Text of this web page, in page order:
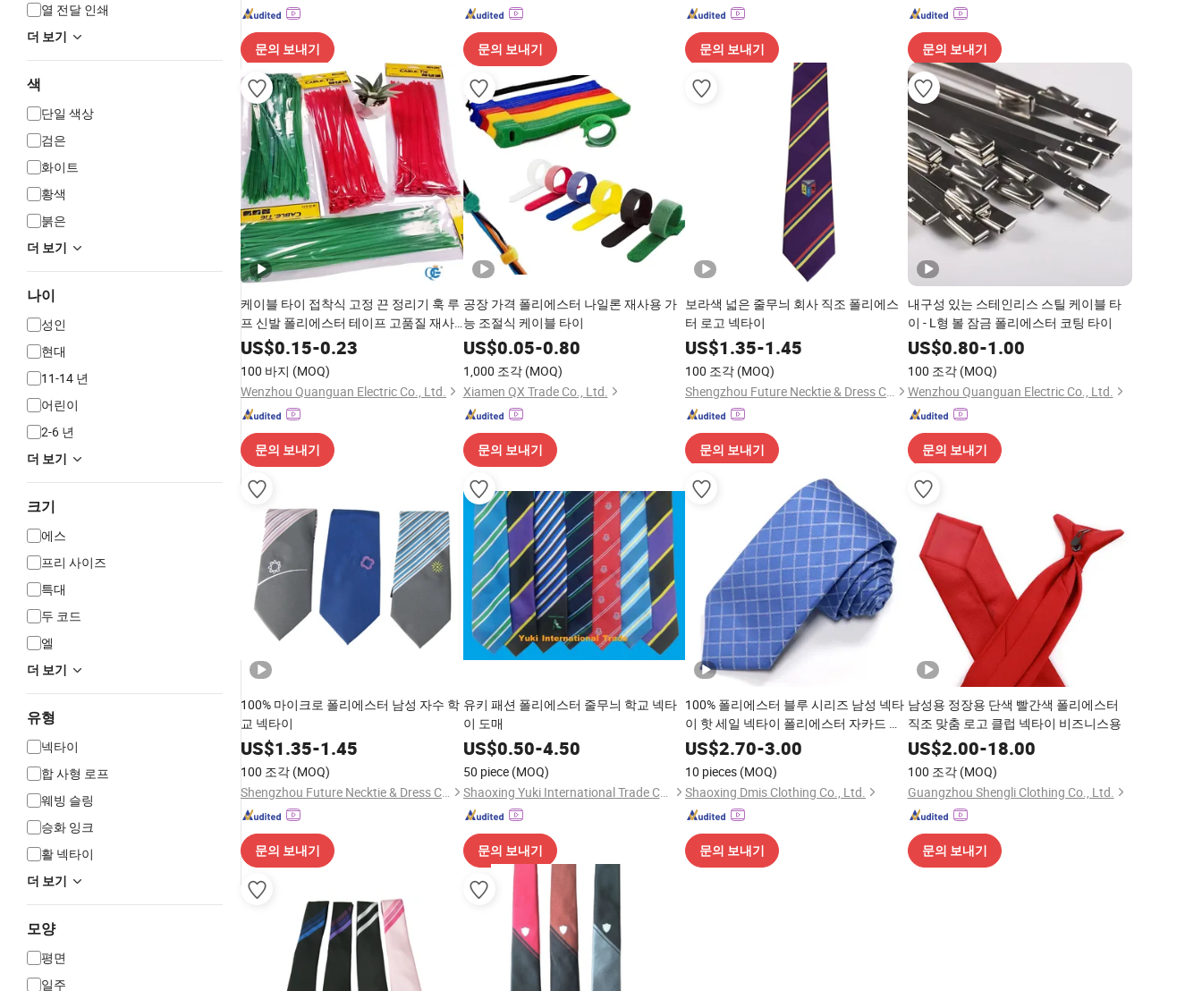
열 전달 인쇄
더 보기
색
단일 색상
검은
화이트
황색
붉은
더 보기
나이
성인
현대
11-14 년
어린이
2-6 년
더 보기
크기
에스
프리 사이즈
특대
두 코드
엘
더 보기
유형
넥타이
합 사형 로프
웨빙 슬링
승화 잉크
활 넥타이
더 보기
모양
평면
일주
문의 보내기 문의 보내기 문의 보내기 문의 보내기
케이블 타이 접착식 고정 끈 정리기 훅 루
프 신발 폴리에스터 테이프 고품질 재사
용 가능한 나일론 맞춤형 테이프 3.8 Cm
US$0.15-0.23
100 바지 (MOQ)
Wenzhou Quanguan Electric Co., Ltd.
문의 보내기
공장 가격 폴리에스터 나일론 재사용 가
능 조절식 케이블 타이
US$0.05-0.80
1,000 조각 (MOQ)
Xiamen QX Trade Co., Ltd.
문의 보내기
보라색 넓은 줄무늬 회사 직조 폴리에스
터 로고 넥타이
US$1.35-1.45
100 조각 (MOQ)
Shengzhou Future Necktie & Dress Co., Ltd.
문의 보내기
내구성 있는 스테인리스 스틸 케이블 타
이 - L형 볼 잠금 폴리에스터 코팅 타이
US$0.80-1.00
100 조각 (MOQ)
Wenzhou Quanguan Electric Co., Ltd.
문의 보내기
100% 마이크로 폴리에스터 남성 자수 학
교 넥타이
US$1.35-1.45
100 조각 (MOQ)
Shengzhou Future Necktie & Dress Co., Ltd.
문의 보내기
유키 패션 폴리에스터 줄무늬 학교 넥타
이 도매
US$0.50-4.50
50 piece (MOQ)
Shaoxing Yuki International Trade Co., Ltd
문의 보내기
100% 폴리에스터 블루 시리즈 남성 넥타
이 핫 세일 넥타이 폴리에스터 자카드 넥
타이
US$2.70-3.00
10 pieces (MOQ)
Shaoxing Dmis Clothing Co., Ltd.
문의 보내기
남성용 정장용 단색 빨간색 폴리에스터
직조 맞춤 로고 클럽 넥타이 비즈니스용
US$2.00-18.00
100 조각 (MOQ)
Guangzhou Shengli Clothing Co., Ltd.
문의 보내기